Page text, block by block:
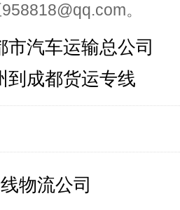
。
市汽车运输总公司
到成都货运专线
物流公司